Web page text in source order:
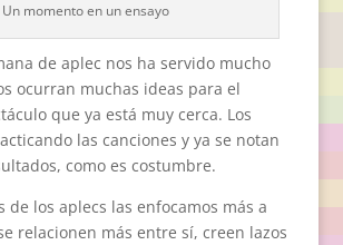
Un momento en un ensayo
de aplec nos ha servido mucho
ocurran muchas ideas para el
que ya está muy cerca. Los
las canciones y ya se notan
como es costumbre.
de los aplecs las enfocamos más a
relacionen más entre sí, creen lazos